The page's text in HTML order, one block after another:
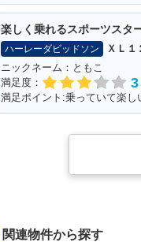
楽しく乗れるスポーツスタ
ハーレーダビッドソン
ＸＬ
ニックネーム：ともこ
満足度：
3
満足ポイント:乗っていて楽し
関連物件から探す